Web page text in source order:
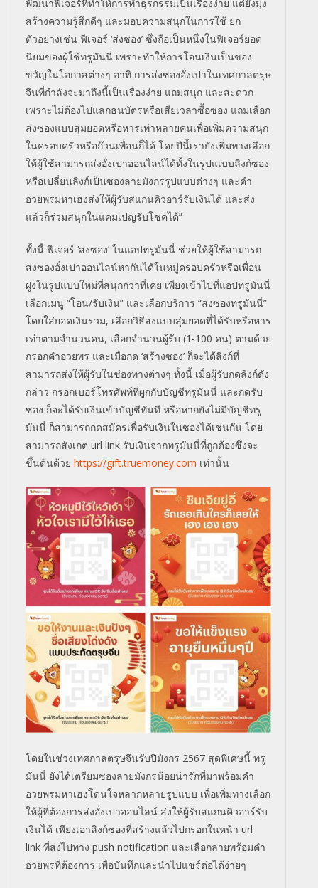
พัฒนาฟีเจอร์ที่ทำให้การทำธุรกรรมเป็นเรื่องง่าย แต่ยังมุ่ง
สร้างความรู้สึกดีๆ และมอบความสนุกในการใช้ ยก
ตัวอย่างเช่น ฟีเจอร์ ‘ส่งซอง’ ซึ่งถือเป็นหนึ่งในฟีเจอร์ยอด
นิยมของผู้ใช้ทรูมันนี่ เพราะทำให้การโอนเงินเป็นของ
ขวัญในโอกาสต่างๆ อาทิ การส่งซองอั่งเปาในเทศกาลตรุษ
จีนที่กำลังจะมาถึงนี้เป็นเรื่องง่าย แถมสนุก และสะดวก
เพราะไม่ต้องไปแลกธนบัตรหรือเสียเวลาซื้อซอง แถมเลือก
ส่งซองแบบสุ่มยอดหรือหารเท่าหลายคนเพื่อเพิ่มความสนุก
ในครอบครัวหรือก๊วนเพื่อนก็ได้ โดยปีนี้เรายังเพิ่มทางเลือก
ให้ผู้ใช้สามารถส่งอั่งเปาออนไลน์ได้ทั้งในรูปแเบบลิงก์ซอง
หรือเปลี่ยนลิงก์เป็นซองลายมังกรรูปแบบต่างๆ และคำ
อวยพรมหาเฮงส่งให้ผู้รับสแกนคิวอาร์รับเงินได้ และส่ง
แล้วก็ร่วมสนุกในแคมเปญรับโชคได้”
ทั้งนี้ ฟีเจอร์ ‘ส่งซอง’ ในแอปทรูมันนี่ ช่วยให้ผู้ใช้สามารถ
ส่งซองอั่งเปาออนไลน์หากันได้ในหมู่ครอบครัวหรือเพื่อน
ฝูงในรูปแบบใหม่ที่สนุกกว่าที่เคย เพียงเข้าไปที่แอปทรูมันนี่
เลือกเมนู “โอน/รับเงิน” และเลือกบริการ “ส่งซองทรูมันนี่”
โดยใส่ยอดเงินรวม, เลือกวิธีส่งแบบสุ่มยอดที่ได้รับหรือหาร
เท่าตามจำนวนคน, เลือกจำนวนผู้รับ (1-100 คน) ตามด้วย
กรอกคำอวยพร และเมื่อกด ‘สร้างซอง’ ก็จะได้ลิงก์ที่
สามารถส่งให้ผู้รับในช่องทางต่างๆ ทั้งนี้ เมื่อผู้รับกดลิงก์ดัง
กล่าว กรอกเบอร์โทรศัพท์ที่ผูกกับบัญชีทรูมันนี่ และกดรับ
ซอง ก็จะได้รับเงินเข้าบัญชีทันที หรือหากยังไม่มีบัญชีทรู
มันนี่ ก็สามารถกดสมัครเพื่อรับเงินในซองได้เช่นกัน โดย
สามารถสังเกต url link รับเงินจากทรูมันนี่ที่ถูกต้องซึ่งจะ
ขึ้นต้นด้วย https://gift.truemoney.com เท่านั้น
โดยในช่วงเทศกาลตรุษจีนรับปีมังกร 2567 สุดพิเศษนี้ ทรู
มันนี่ ยังได้เตรียมซองลายมังกรน้อยน่ารักที่มาพร้อมคำ
อวยพรมหาเฮงโดนใจหลากหลายรูปแบบ เพื่อเพิ่มทางเลือก
ให้ผู้ที่ต้องการส่งอั่งเปาออนไลน์ ส่งให้ผู้รับสแกนคิวอาร์รับ
เงินได้ เพียงเอาลิงก์ซองที่สร้างแล้วไปกรอกในหน้า url
link ที่ส่งไปทาง push notification และเลือกลายพร้อมคำ
อวยพรที่ต้องการ เพื่อบันทึกและนำไปแชร์ต่อได้ง่ายๆ